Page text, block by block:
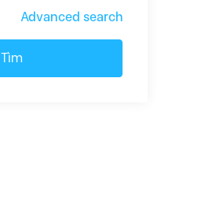
Advanced search
Tìm